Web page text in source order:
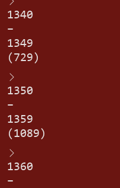
1340
–
1349
(729)
1350
–
1359
(1089)
1360
–